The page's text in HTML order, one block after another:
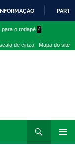
para o rodapé 4
de cinza Mapa do site